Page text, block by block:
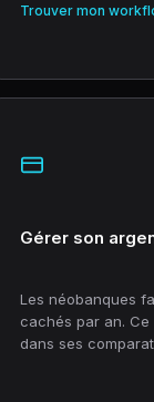
Trouver mon
Gérer son
Les néobanques
cachés par an.
dans ses